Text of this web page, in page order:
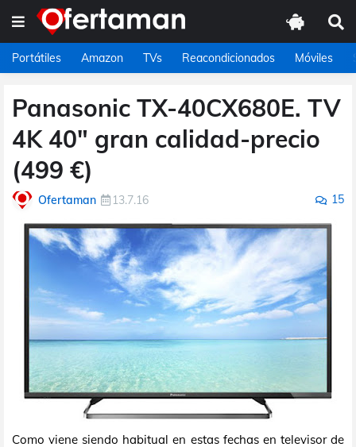
Portátiles Amazon TVs Reacondicionados Móviles
Panasonic TX-40CX680E. TV
4K 40" gran calidad-precio
(499 €)
Ofertaman 13.7.16 15
Como viene siendo habitual en estas fechas en televisor de